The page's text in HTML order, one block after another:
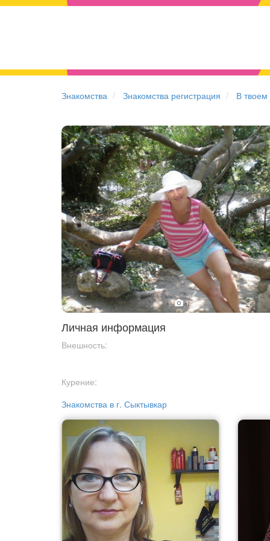
Знакомства Знакомства регистрация В твоем
1/2
Личная информация
Внешность:
Курение:
Знакомства в г. Сыктывкар